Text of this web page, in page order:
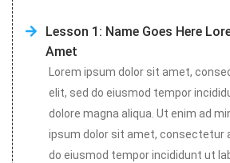
Lesson 1: Name Goes Here
Amet
Lorem ipsum dolor sit amet,
elit, sed do eiusmod tempor
dolore magna aliqua. Ut enim ad
ipsum dolor sit amet, consectetur
do eiusmod tempor incididunt ut